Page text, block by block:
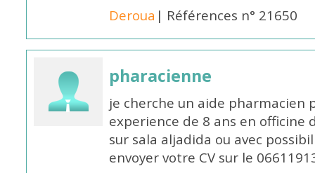
Deroua | Références n° 21650
pharacienne
je cherche un aide pharmacien
experience de 8 ans en
sur sala aljadida ou avec
envoyer votre CV sur le